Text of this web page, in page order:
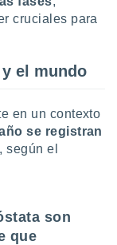
cruciales para
el mundo
en un contexto
se registran
, según el
son
que